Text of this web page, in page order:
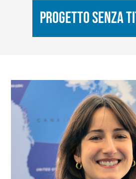
Progetto senza